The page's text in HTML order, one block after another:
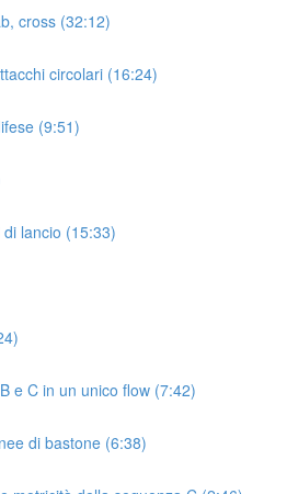
cross (32:12)
circolari (16:24)
(9:51)
lancio (15:33)
e C in un unico flow (7:42)
di bastone (6:38)